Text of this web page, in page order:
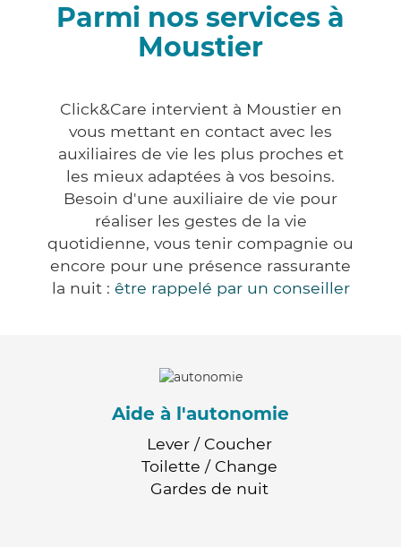
Parmi nos services à
Moustier
Click&Care intervient à Moustier en
vous mettant en contact avec les
auxiliaires de vie les plus proches et
les mieux adaptées à vos besoins.
Besoin d'une auxiliaire de vie pour
réaliser les gestes de la vie
quotidienne, vous tenir compagnie ou
encore pour une présence rassurante
la nuit : être rappelé par un conseiller
Aide à l'autonomie
Lever / Coucher
Toilette / Change
Gardes de nuit